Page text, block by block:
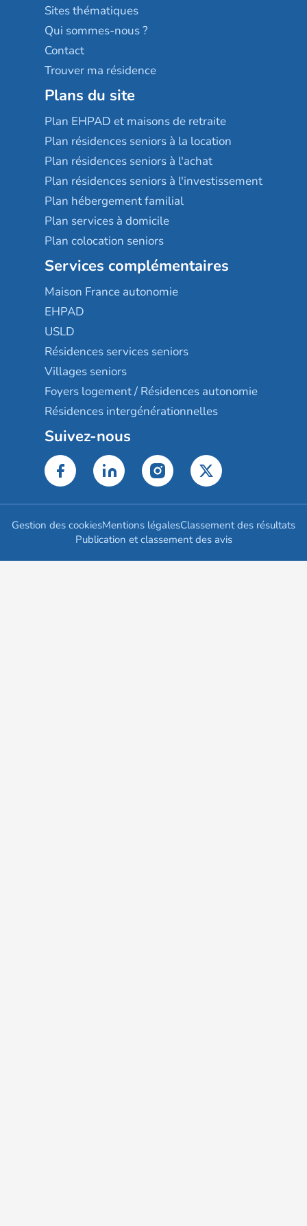
Résidences services Villa Médicis
Sites thématiques
Qui sommes-nous ?
Contact
Trouver ma résidence
Plans du site
Plan EHPAD et maisons de retraite
Plan résidences seniors à la location
Plan résidences seniors à l'achat
Plan résidences seniors à l'investissement
Plan hébergement familial
Plan services à domicile
Plan colocation seniors
Services complémentaires
Maison France autonomie
EHPAD
USLD
Résidences services seniors
Villages seniors
Foyers logement / Résidences autonomie
Résidences intergénérationnelles
Suivez-nous
Gestion des cookiesMentions légalesClassement des résultats
Publication et classement des avis